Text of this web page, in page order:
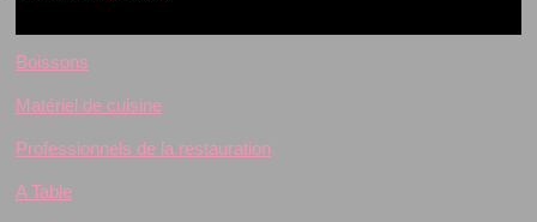
Boissons
Matériel de cuisine
Professionnels de la restauration
A Table